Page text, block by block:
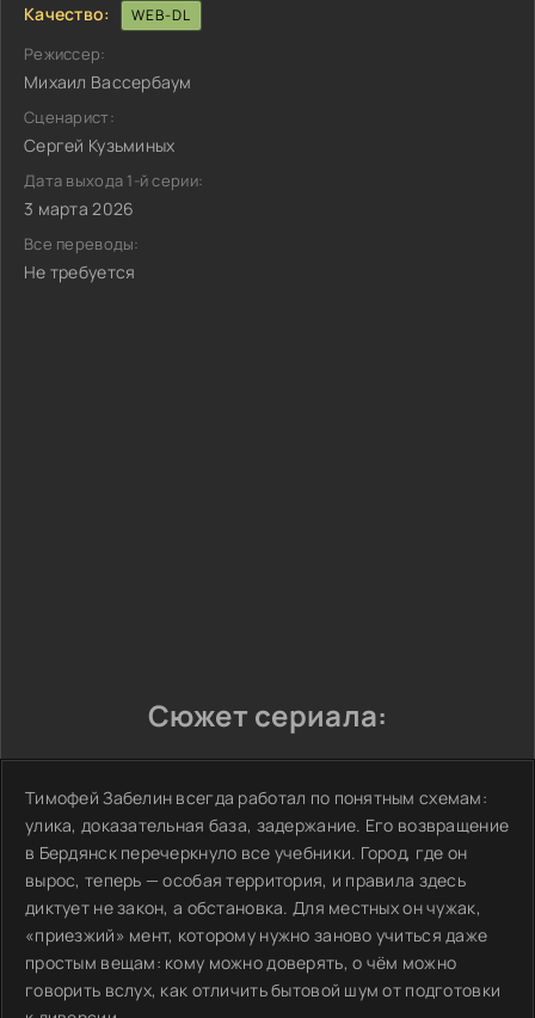
Качество: WEB-DL
Режиссер:
Михаил Вассербаум
Сценарист:
Сергей Кузьминых
Дата выхода 1-й серии:
3 марта 2026
Все переводы:
Не требуется
Сюжет сериала:
Тимофей Забелин всегда работал по понятным схемам:
улика, доказательная база, задержание. Его возвращение
в Бердянск перечеркнуло все учебники. Город, где он
вырос, теперь — особая территория, и правила здесь
диктует не закон, а обстановка. Для местных он чужак,
«приезжий» мент, которому нужно заново учиться даже
простым вещам: кому можно доверять, о чём можно
говорить вслух, как отличить бытовой шум от подготовки